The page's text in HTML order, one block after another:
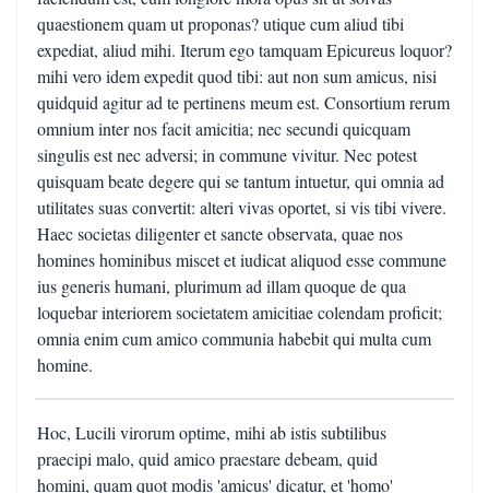
quaestionem quam ut proponas? utique cum aliud tibi
expediat, aliud mihi. Iterum ego tamquam Epicureus loquor?
mihi vero idem expedit quod tibi: aut non sum amicus, nisi
quidquid agitur ad te pertinens meum est. Consortium rerum
omnium inter nos facit amicitia; nec secundi quicquam
singulis est nec adversi; in commune vivitur. Nec potest
quisquam beate degere qui se tantum intuetur, qui omnia ad
utilitates suas convertit: alteri vivas oportet, si vis tibi vivere.
Haec societas diligenter et sancte observata, quae nos
homines hominibus miscet et iudicat aliquod esse commune
ius generis humani, plurimum ad illam quoque de qua
loquebar interiorem societatem amicitiae colendam proficit;
omnia enim cum amico communia habebit qui multa cum
homine.
Hoc, Lucili virorum optime, mihi ab istis subtilibus
praecipi malo, quid amico praestare debeam, quid
homini, quam quot modis 'amicus' dicatur, et 'homo'